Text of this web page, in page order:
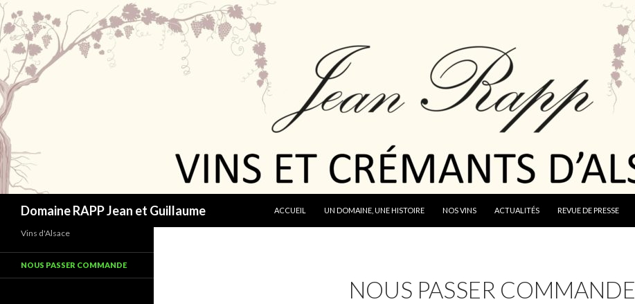
Domaine RAPP Jean et Guillaume
ACCUEIL
UN DOMAINE, UNE HISTOIRE NOS VINS ACTUALITÉS REVUE DE PRESSE
NOUS PASSER COMMANDE
Vins d'Alsace
NOUS PASSER COMMANDE